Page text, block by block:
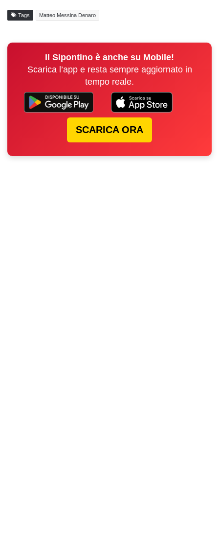
Tags Matteo Messina Denaro
Il Sipontino è anche su Mobile!
Scarica l’app e resta sempre aggiornato in
tempo reale.
SCARICA ORA